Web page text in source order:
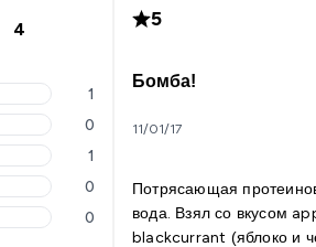
4
1
0
1
0
0
5
Бомба!
11/01/17
Потрясающая
вода. Взял со вкусом
blackcurrant (яблоко и